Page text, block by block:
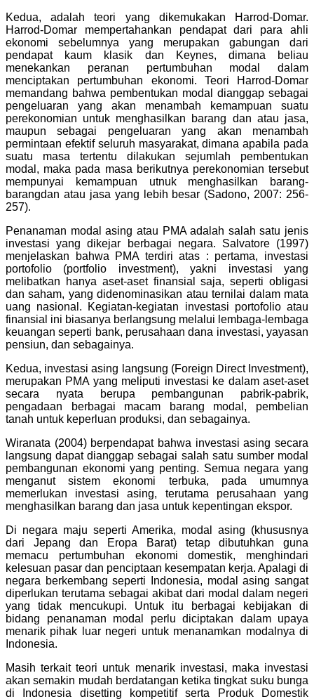
Kedua, adalah teori yang dikemukakan Harrod-Domar.
Harrod-Domar mempertahankan pendapat dari para ahli
ekonomi sebelumnya yang merupakan gabungan dari
pendapat kaum klasik dan Keynes, dimana beliau
menekankan peranan pertumbuhan modal dalam
menciptakan pertumbuhan ekonomi. Teori Harrod-Domar
memandang bahwa pembentukan modal dianggap sebagai
pengeluaran yang akan menambah kemampuan suatu
perekonomian untuk menghasilkan barang dan atau jasa,
maupun sebagai pengeluaran yang akan menambah
permintaan efektif seluruh masyarakat, dimana apabila pada
suatu masa tertentu dilakukan sejumlah pembentukan
modal, maka pada masa berikutnya perekonomian tersebut
mempunyai kemampuan utnuk menghasilkan barang-
barangdan atau jasa yang lebih besar (Sadono, 2007: 256-
257).
Penanaman modal asing atau PMA adalah salah satu jenis
investasi yang dikejar berbagai negara. Salvatore (1997)
menjelaskan bahwa PMA terdiri atas : pertama, investasi
portofolio (portfolio investment), yakni investasi yang
melibatkan hanya aset-aset finansial saja, seperti obligasi
dan saham, yang didenominasikan atau ternilai dalam mata
uang nasional. Kegiatan-kegiatan investasi portofolio atau
finansial ini biasanya berlangsung melalui lembaga-lembaga
keuangan seperti bank, perusahaan dana investasi, yayasan
pensiun, dan sebagainya.
Kedua, investasi asing langsung (Foreign Direct Investment),
merupakan PMA yang meliputi investasi ke dalam aset-aset
secara nyata berupa pembangunan pabrik-pabrik,
pengadaan berbagai macam barang modal, pembelian
tanah untuk keperluan produksi, dan sebagainya.
Wiranata (2004) berpendapat bahwa investasi asing secara
langsung dapat dianggap sebagai salah satu sumber modal
pembangunan ekonomi yang penting. Semua negara yang
menganut sistem ekonomi terbuka, pada umumnya
memerlukan investasi asing, terutama perusahaan yang
menghasilkan barang dan jasa untuk kepentingan ekspor.
Di negara maju seperti Amerika, modal asing (khususnya
dari Jepang dan Eropa Barat) tetap dibutuhkan guna
memacu pertumbuhan ekonomi domestik, menghindari
kelesuan pasar dan penciptaan kesempatan kerja. Apalagi di
negara berkembang seperti Indonesia, modal asing sangat
diperlukan terutama sebagai akibat dari modal dalam negeri
yang tidak mencukupi. Untuk itu berbagai kebijakan di
bidang penanaman modal perlu diciptakan dalam upaya
menarik pihak luar negeri untuk menanamkan modalnya di
Indonesia.
Masih terkait teori untuk menarik investasi, maka investasi
akan semakin mudah berdatangan ketika tingkat suku bunga
di Indonesia disetting kompetitif serta Produk Domestik